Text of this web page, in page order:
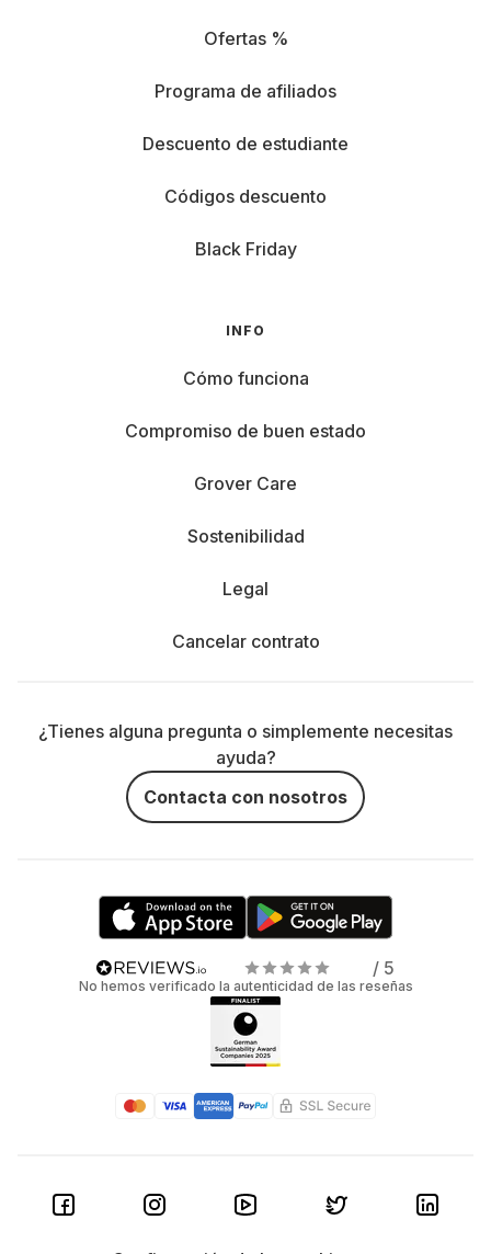
Ofertas %
Programa de afiliados
Descuento de estudiante
Códigos descuento
Black Friday
INFO
Cómo funciona
Compromiso de buen estado
Grover Care
Sostenibilidad
Legal
Cancelar contrato
¿Tienes alguna pregunta o simplemente necesitas
ayuda?
Contacta con nosotros
/ 5
No hemos verificado la autenticidad de las reseñas